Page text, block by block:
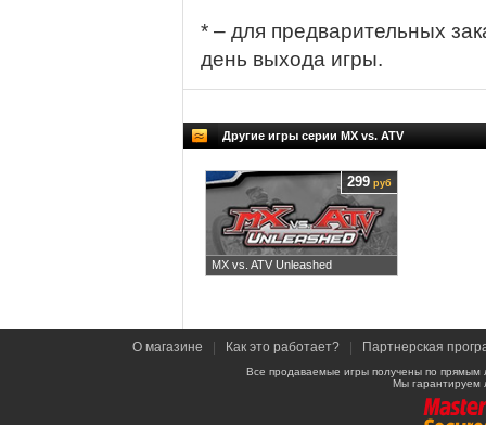
* – для предварительных
день выхода игры.
Другие игры серии MX vs. ATV
MX vs. ATV Unleashed
299 руб
О магазине Как это работает? Партнерская
Все продаваемые игры получены по
Мы гарантируем